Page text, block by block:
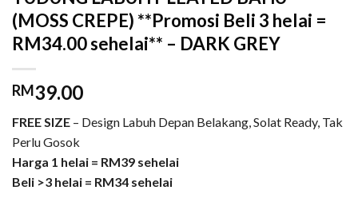
(MOSS CREPE) **Promosi Beli 3 helai =
RM34.00 sehelai** – DARK GREY
RM39.00
FREE SIZE – Design Labuh Depan Belakang, Solat Ready, Tak
Perlu Gosok
Harga 1 helai = RM39 sehelai
Beli >3 helai = RM34 sehelai